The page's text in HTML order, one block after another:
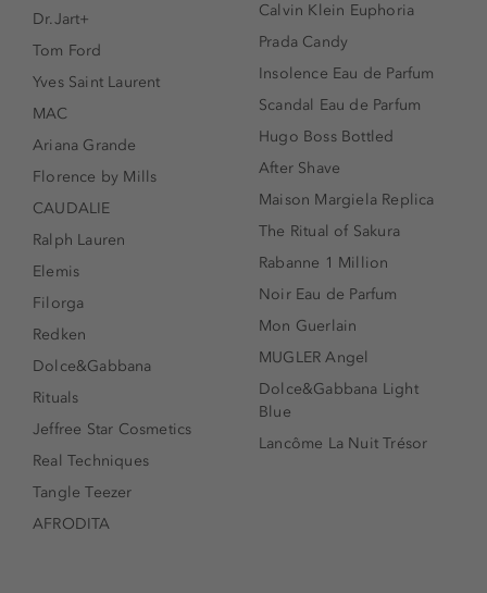
Dr.Jart+
Tom Ford
Yves Saint Laurent
MAC
Ariana Grande
Florence by Mills
CAUDALIE
Ralph Lauren
Elemis
Filorga
Redken
Dolce&Gabbana
Rituals
Jeffree Star Cosmetics
Real Techniques
Tangle Teezer
AFRODITA
Calvin Klein Euphoria
Prada Candy
Insolence Eau de Parfum
Scandal Eau de Parfum
Hugo Boss Bottled
After Shave
Maison Margiela Replica
The Ritual of Sakura
Rabanne 1 Million
Noir Eau de Parfum
Mon Guerlain
MUGLER Angel
Dolce&Gabbana Light
Blue
Lancôme La Nuit Trésor